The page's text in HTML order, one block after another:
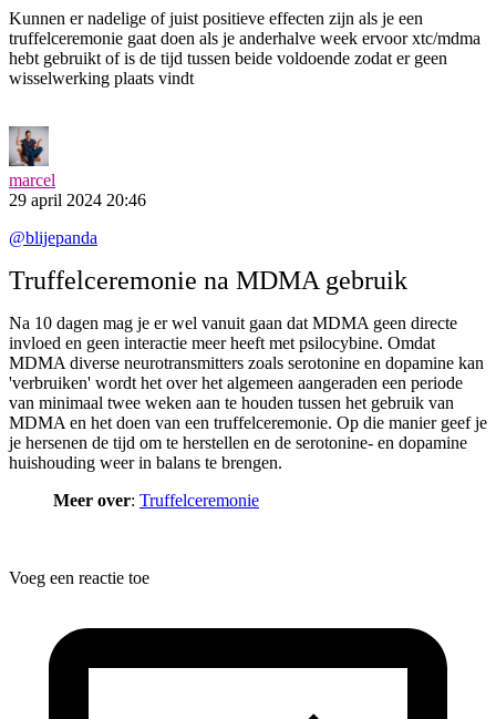
Kunnen er nadelige of juist positieve effecten zijn als je een
truffelceremonie gaat doen als je anderhalve week ervoor xtc/mdma
hebt gebruikt of is de tijd tussen beide voldoende zodat er geen
wisselwerking plaats vindt
marcel
29 april 2024 20:46
@blijepanda
Truffelceremonie na MDMA gebruik
Na 10 dagen mag je er wel vanuit gaan dat MDMA geen directe
invloed en geen interactie meer heeft met psilocybine. Omdat
MDMA diverse neurotransmitters zoals serotonine en dopamine kan
'verbruiken' wordt het over het algemeen aangeraden een periode
van minimaal twee weken aan te houden tussen het gebruik van
MDMA en het doen van een truffelceremonie. Op die manier geef je
je hersenen de tijd om te herstellen en de serotonine- en dopamine
huishouding weer in balans te brengen.
Meer over: Truffelceremonie
Voeg een reactie toe